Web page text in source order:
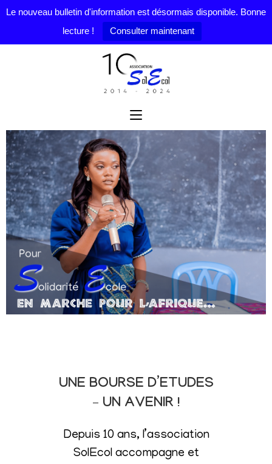
Le nouveau bulletin d'information est désormais disponible. Bonne
lecture !
Consulter maintenant
UNE BOURSE D’ETUDES
– UN AVENIR !
Depuis 10 ans, l’association
SolEcol accompagne et